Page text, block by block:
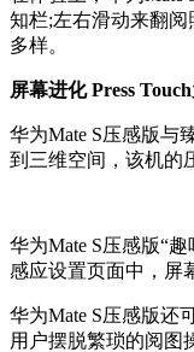
知栏;左右滑动来翻
多样。
屏幕进化 Press
华为Mate S压感版与
到三维空间，该机的
华为Mate S压感版“
感应设置页面中，屏
华为Mate S压感版还
用户摆脱繁琐的阅图